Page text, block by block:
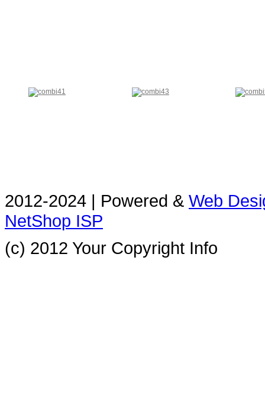
2012-2024 | Powered & Web
NetShop ISP
(c) 2012 Your Copyright Info